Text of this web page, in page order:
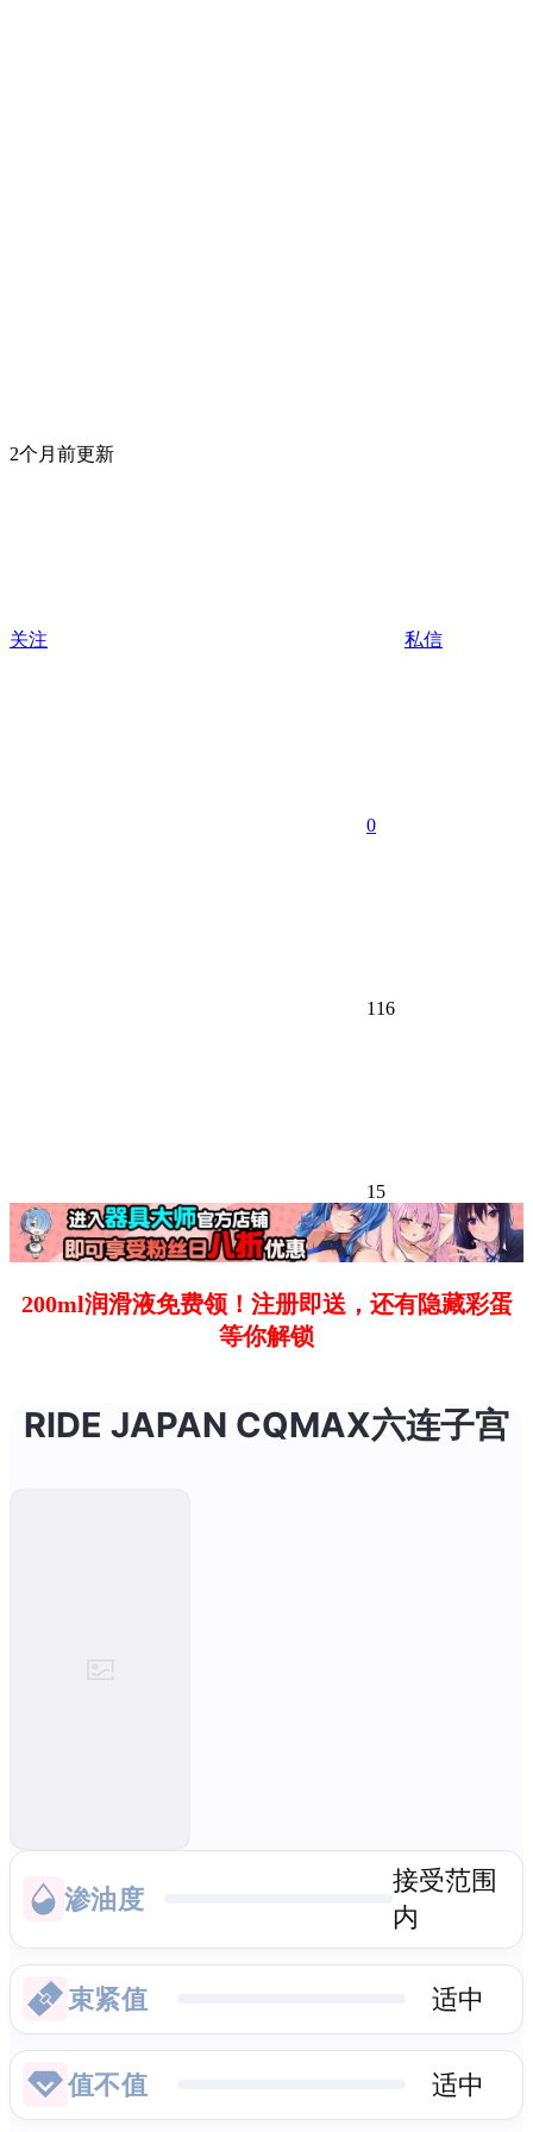
2个月前更新
关注 私信
0
116
15
200ml润滑液免费领！注册即送，还有隐藏彩蛋
等你解锁
RIDE JAPAN CQMAX六连子宫
渗油度
接受范围
内
束紧值 适中
值不值 适中